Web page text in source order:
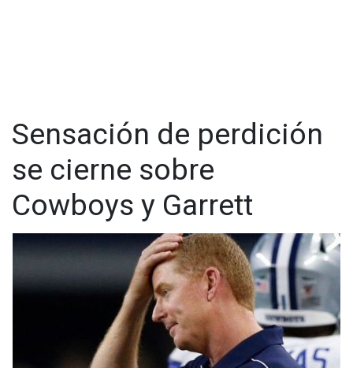
Sensación de perdición
se cierne sobre
Cowboys y Garrett